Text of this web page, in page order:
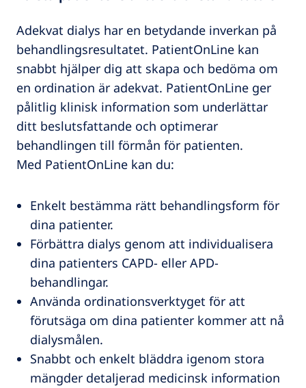
Adekvat dialys har en betydande inverkan på
behandlingsresultatet. PatientOnLine kan
snabbt hjälper dig att skapa och bedöma om
en ordination är adekvat. PatientOnLine ger
pålitlig klinisk information som underlättar
ditt beslutsfattande och optimerar
behandlingen till förmån för patienten.
Med PatientOnLine kan du:
Enkelt bestämma rätt behandlingsform för
dina patienter.
Förbättra dialys genom att individualisera
dina patienters CAPD- eller APD-
behandlingar.
Använda ordinationsverktyget för att
förutsäga om dina patienter kommer att nå
dialysmålen.
Snabbt och enkelt bläddra igenom stora
mängder detaljerad medicinsk information